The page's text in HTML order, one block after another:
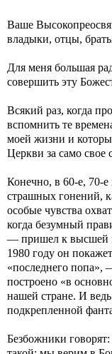
Ваше
владыки, отцы,
Для меня большая
совершить эту
Всякий раз, когда
вспомнить те
моей жизни и
Церкви за само свое
Конечно, в 60-е, 70-
страшных гонений,
особые чувства
когда безумный
— пришел к высшей
1980 году он
«последнего попа»,
построено «в
нашей стране. И
подкрепленной
Безбожники